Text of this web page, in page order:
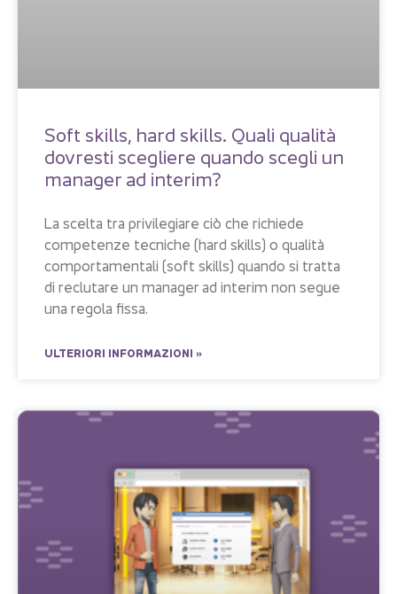
Soft skills, hard skills. Quali qualità
dovresti scegliere quando scegli un
manager ad interim?
La scelta tra privilegiare ciò che richiede
competenze tecniche (hard skills) o qualità
comportamentali (soft skills) quando si tratta
di reclutare un manager ad interim non segue
una regola fissa.
ULTERIORI INFORMAZIONI »